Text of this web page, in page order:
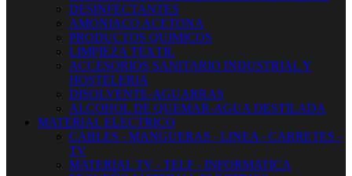
DESINFECTANTES
AMONIACO ACETONA
PRODUCTOS QUIMICOS
LIMPIEZA TEXTIL
ACCESORIOS SANITARIO INDUSTRIAL Y
HOSTELERIA
DISOLVENTE-AGUARRAS
ALCOHOL DE QUEMAR-AGUA DESTILADA
MATERIAL ELECTRICO
CABLES - MANGUERAS - LINEA - CARRETES -
TV
MATERIAL TV - TELF - INFORMATICA